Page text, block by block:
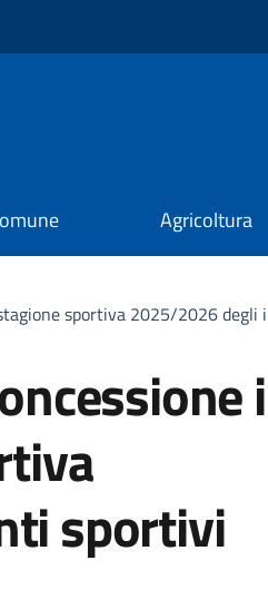
Agricoltura
sportiva 2025/2026
sportivi